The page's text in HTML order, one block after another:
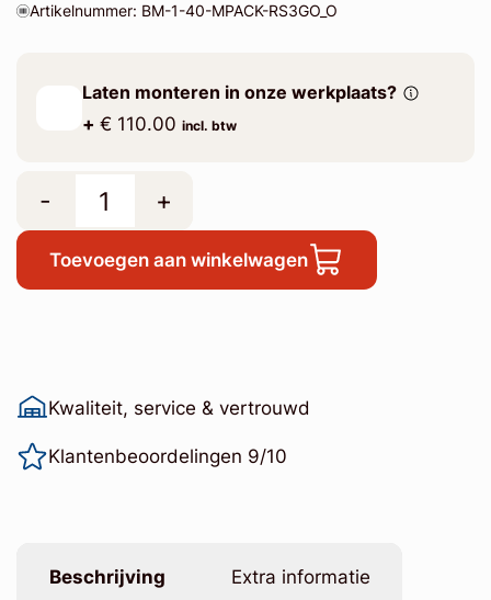
Artikelnummer: BM-1-40-MPACK-RS3GO_O
Laten monteren in onze werkplaats?
+ € 110.00 incl. btw
- +
Toevoegen aan winkelwagen
Kwaliteit, service & vertrouwd
Klantenbeoordelingen 9/10
Beschrijving Extra informatie